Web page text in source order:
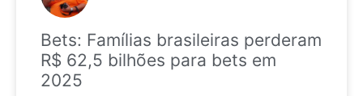
Bets: Famílias brasileiras perderam
R$ 62,5 bilhões para bets em
2025